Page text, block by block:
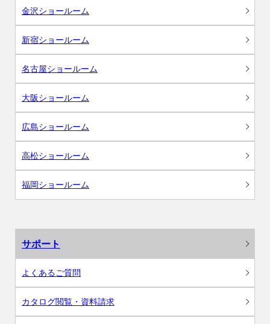
金沢ショールーム
新宿ショールーム
名古屋ショールーム
大阪ショールーム
広島ショールーム
高松ショールーム
福岡ショールーム
サポート
よくあるご質問
カタログ閲覧・資料請求